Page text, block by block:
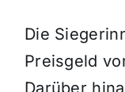
Die
Preisgeld